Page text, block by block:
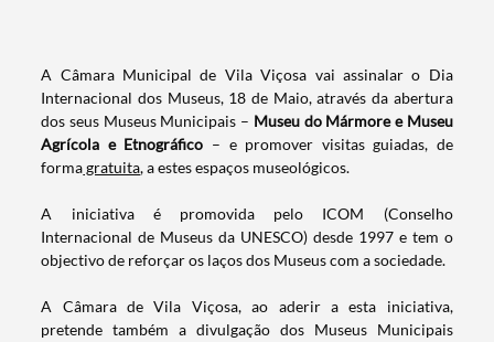
A Câmara Municipal de Vila Viçosa vai assinalar o Dia
Internacional dos Museus, 18 de Maio, através da abertura
dos seus Museus Municipais – Museu do Mármore e Museu
Agrícola e Etnográfico – e promover visitas guiadas, de
formagratuita, a estes espaços museológicos.
A iniciativa é promovida pelo ICOM (Conselho
Internacional de Museus da UNESCO) desde 1997 e tem o
objectivo de reforçar os laços dos Museus com a sociedade.
A Câmara de Vila Viçosa, ao aderir a esta iniciativa,
pretende também a divulgação dos Museus Municipais